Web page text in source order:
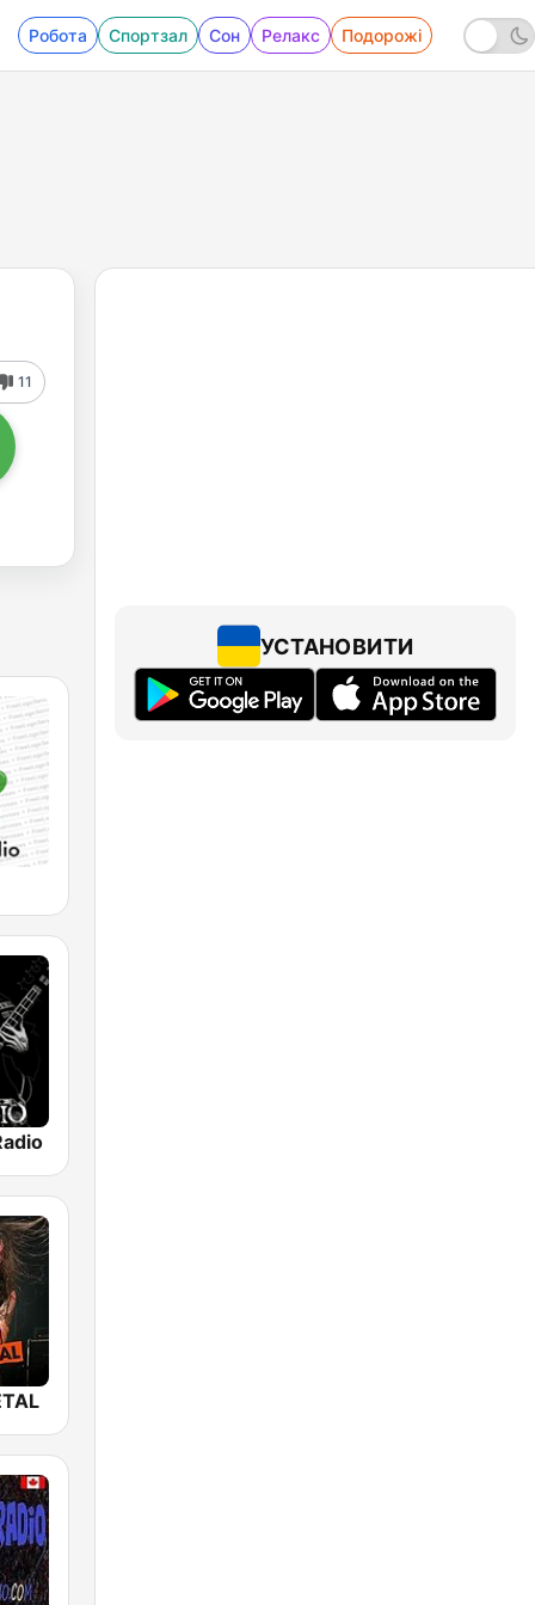
Робота Спортзал Сон Релакс Подорожі
11
УСТАНОВИТИ